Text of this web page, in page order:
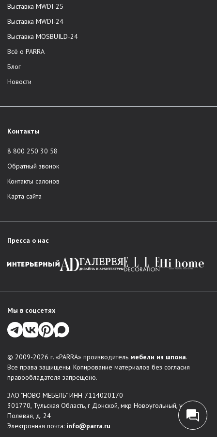
Выставка MWDI-25
Выставка MWDI-24
Выставка MOSBUILD-24
Всё о PARRA
Блог
Новости
Контакты
8 800 250 30 58
Обратный звонок
Контакты салонов
Карта сайта
Пресса о нас
Мы в соцсетях
© 2009-2026 г. «PARRA» производитель мебели из шпона.
Все права защищены. Копирование материалов без согласия
правообладателя запрещено.
ЗАО "НОВО МЕБЕЛЬ" ИНН 7114020170
301770, Тульская Область, г Донской, мкр Новоугольный, ул
Полевая, д. 24
Электронная почта: info@parra.ru